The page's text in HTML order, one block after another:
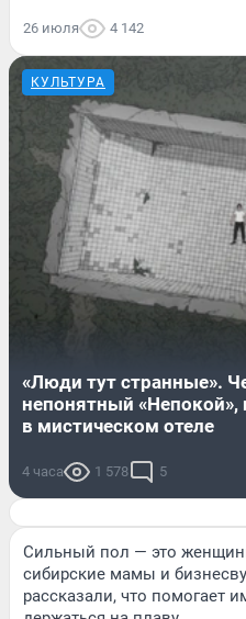
26 июля 4 142
КУЛЬТУРА
«Люди тут странные».
непонятный «Непокой»,
в мистическом отеле
4 часа 1 578 5
Сильный пол — это
сибирские мамы и
рассказали, что помогает